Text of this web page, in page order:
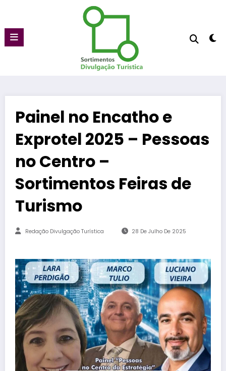
conteúdo
Painel no Encatho e
Exprotel 2025 – Pessoas
no Centro –
Sortimentos Feiras de
Turismo
Redação Divulgação Turística 28 De Julho De 2025